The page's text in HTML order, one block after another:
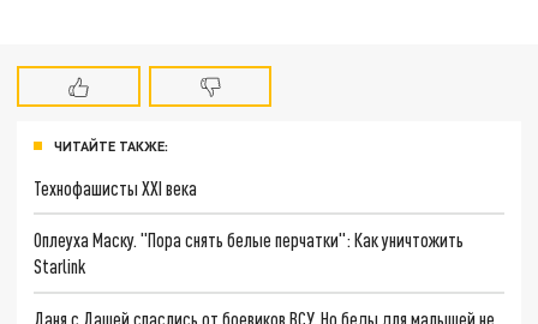
ЧИТАЙТЕ ТАКЖЕ:
Технофашисты XXI века
Оплеуха Маску. "Пора снять белые перчатки": Как уничтожить
Starlink
Даня с Дашей спаслись от боевиков ВСУ. Но беды для малышей не